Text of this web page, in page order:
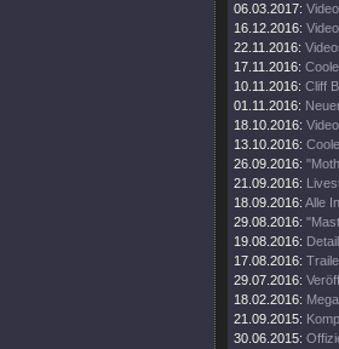
06.03.2017:
16.12.2016:
22.11.2016:
17.11.2016:
10.11.2016: Cliff
01.11.2016:
18.10.2016:
13.10.2016:
26.09.2016:
21.09.2016:
18.09.2016: Alle
29.08.2016:
19.08.2016:
17.08.2016:
29.07.2016:
18.02.2016:
21.09.2015:
30.06.2015: